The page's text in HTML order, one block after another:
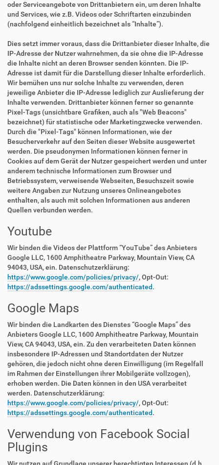
oder Serviceangebote von Drittanbietern ein, um deren Inhalte
und Services, wie z.B. Videos oder Schriftarten einzubinden
(nachfolgend einheitlich bezeichnet als “Inhalte”).
Dies setzt immer voraus, dass die Drittanbieter dieser Inhalte, die
IP-Adresse der Nutzer wahrnehmen, da sie ohne die IP-Adresse
die Inhalte nicht an deren Browser senden könnten. Die IP-
Adresse ist damit für die Darstellung dieser Inhalte erforderlich.
Wir bemühen uns nur solche Inhalte zu verwenden, deren
jeweilige Anbieter die IP-Adresse lediglich zur Auslieferung der
Inhalte verwenden. Drittanbieter können ferner so genannte
Pixel-Tags (unsichtbare Grafiken, auch als "Web Beacons"
bezeichnet) für statistische oder Marketingzwecke verwenden.
Durch die "Pixel-Tags" können Informationen, wie der
Besucherverkehr auf den Seiten dieser Website ausgewertet
werden. Die pseudonymen Informationen können ferner in
Cookies auf dem Gerät der Nutzer gespeichert werden und unter
anderem technische Informationen zum Browser und
Betriebssystem, verweisende Webseiten, Besuchszeit sowie
weitere Angaben zur Nutzung unseres Onlineangebotes
enthalten, als auch mit solchen Informationen aus anderen
Quellen verbunden werden.
Youtube
Wir binden die Videos der Plattform “YouTube” des Anbieters
Google LLC, 1600 Amphitheatre Parkway, Mountain View, CA
94043, USA, ein. Datenschutzerklärung:
https://www.google.com/policies/privacy/, Opt-Out:
https://adssettings.google.com/authenticated.
Google Maps
Wir binden die Landkarten des Dienstes “Google Maps” des
Anbieters Google LLC, 1600 Amphitheatre Parkway, Mountain
View, CA 94043, USA, ein. Zu den verarbeiteten Daten können
insbesondere IP-Adressen und Standortdaten der Nutzer
gehören, die jedoch nicht ohne deren Einwilligung (im Regelfall
im Rahmen der Einstellungen ihrer Mobilgeräte vollzogen),
erhoben werden. Die Daten können in den USA verarbeitet
werden. Datenschutzerklärung:
https://www.google.com/policies/privacy/, Opt-Out:
https://adssettings.google.com/authenticated.
Verwendung von Facebook Social
Plugins